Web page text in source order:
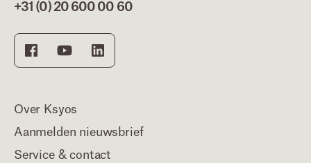
+31 (0) 20 600 00 60
Over Ksyos
Aanmelden nieuwsbrief
Service & contact